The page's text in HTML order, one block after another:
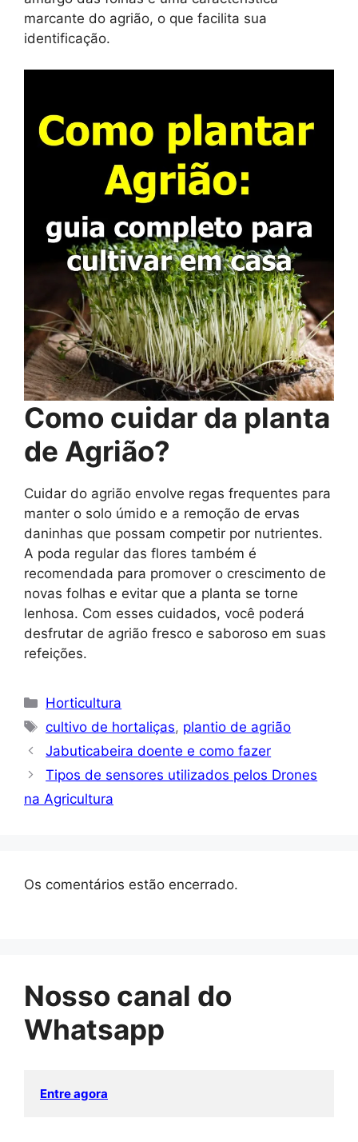
marcante do agrião, o que facilita sua
identificação.
Como cuidar da planta
de Agrião?
Cuidar do agrião envolve regas frequentes para
manter o solo úmido e a remoção de ervas
daninhas que possam competir por nutrientes.
A poda regular das flores também é
recomendada para promover o crescimento de
novas folhas e evitar que a planta se torne
lenhosa. Com esses cuidados, você poderá
desfrutar de agrião fresco e saboroso em suas
refeições.
Categorias
Horticultura
Tags
cultivo de hortaliças, plantio de agrião
Jabuticabeira doente e como fazer
Tipos de sensores utilizados pelos Drones
na Agricultura
Os comentários estão encerrado.
Nosso canal do
Whatsapp
Entre agora